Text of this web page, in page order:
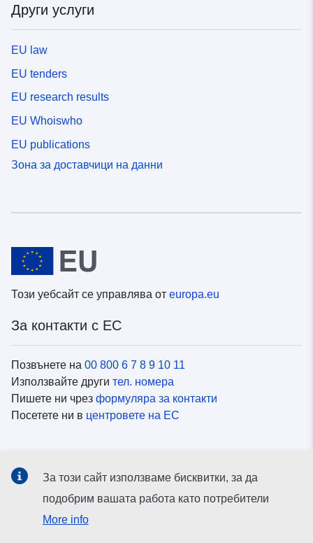
Други услуги
EU law
EU tenders
EU research results
EU Whoiswho
EU publications
Зона за доставчици на данни
Този уебсайт се управлява от europa.eu
За контакти с ЕС
Позвънете на 00 800 6 7 8 9 10 11
Използвайте други тел. номера
Пишете ни чрез формуляра за контакти
Посетете ни в центровете на ЕС
Вижте профили на ЕС в социалните медии
За този сайт използваме бисквитки, за да
подобрим вашата работа като потребители
More info